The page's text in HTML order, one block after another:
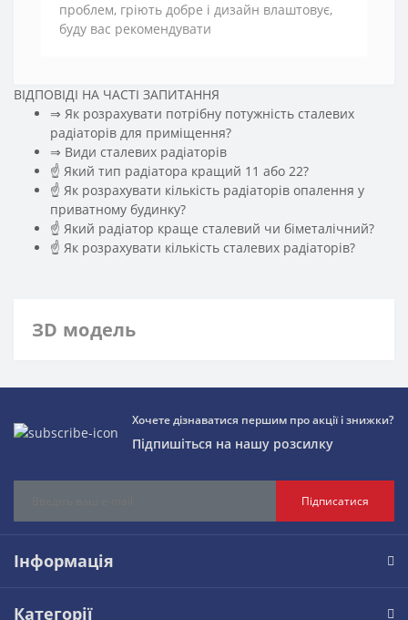
проблем, гріють добре і дизайн влаштовує,
буду вас рекомендувати
ВІДПОВІДІ НА ЧАСТІ ЗАПИТАННЯ
⇒ Як розрахувати потрібну потужність сталевих
радіаторів для приміщення?
️⇒ Види сталевих радіаторів
☝ Який тип радіатора кращий 11 або 22?
☝ Як розрахувати кількість радіаторів опалення у
приватному будинку?
☝ Який радіатор краще сталевий чи біметалічний?
☝ Як розрахувати кількість сталевих радіаторів?
ЗD модель
Хочете дізнаватися першим про акції і знижки?
Підпишіться на нашу розсилку
Підписатися
Інформація
Категорії